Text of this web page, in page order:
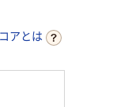
アとは